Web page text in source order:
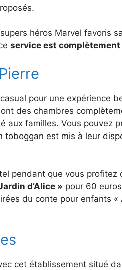
héros Marvel favoris
service est
pour une expérience
des chambres
aux familles. Vous pouvez
toboggan est mis à leur
pendant que vous profitez
d’Alice » pour 60
du conte pour enfants «
cet établissement situé